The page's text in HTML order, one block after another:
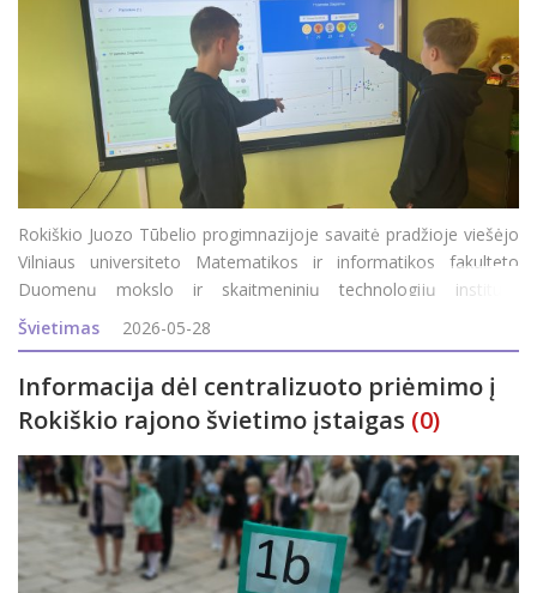
Rokiškio Juozo Tūbelio progimnazijoje savaitė pradžioje viešėjo
Vilniaus universiteto Matematikos ir informatikos fakulteto
Duomenų mokslo ir skaitmeninių technologijų instituto
profesorė Valentina Dagienė, Turku universiteto (Suomija)
doktorantė Marika Parviainen bei Vilniaus universi
Švietimas 2026-05-28
Informacija dėl centralizuoto priėmimo į
Rokiškio rajono švietimo įstaigas (0)